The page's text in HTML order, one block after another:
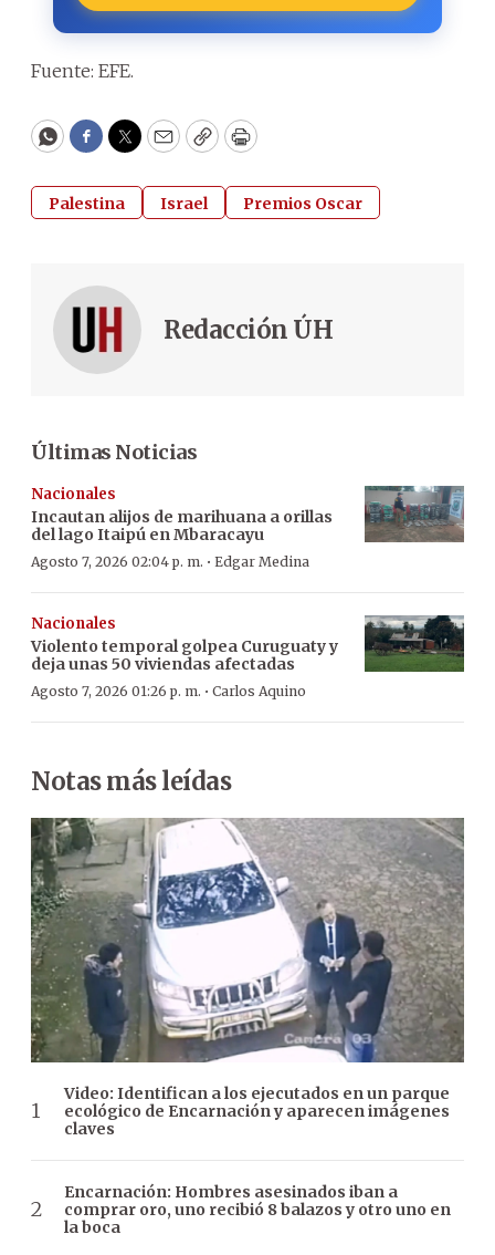
Fuente: EFE.
WhatsApp
Facebook
Twitter
EmailCopyPrint
Palestina Israel Premios Oscar
Redacción ÚH
Últimas Noticias
Nacionales
Incautan alijos de marihuana a orillas
del lago Itaipú en Mbaracayu
Agosto 7, 2026 02:04 p. m. · Edgar Medina
Nacionales
Violento temporal golpea Curuguaty y
deja unas 50 viviendas afectadas
Agosto 7, 2026 01:26 p. m. · Carlos Aquino
Notas más leídas
Video: Identifican a los ejecutados en un parque
ecológico de Encarnación y aparecen imágenes
claves
Encarnación: Hombres asesinados iban a
comprar oro, uno recibió 8 balazos y otro uno en
la boca